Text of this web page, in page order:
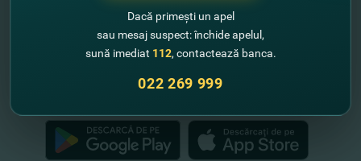
"FinComBank" S.A. este membră a
Schemei de Garantare a Depozitelor
din Republica Moldova
Dacă primești un apel
sau mesaj suspect: închide apelul,
sună imediat 112, contactează banca.
022 269 999